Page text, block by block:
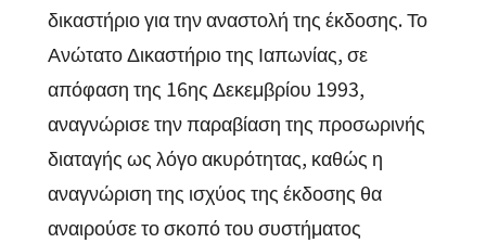
δικαστήριο για την αναστολή της έκδοσης. Το
Ανώτατο Δικαστήριο της Ιαπωνίας, σε
απόφαση της 16ης Δεκεμβρίου 1993,
αναγνώρισε την παραβίαση της προσωρινής
διαταγής ως λόγο ακυρότητας, καθώς η
αναγνώριση της ισχύος της έκδοσης θα
αναιρούσε το σκοπό του συστήματος